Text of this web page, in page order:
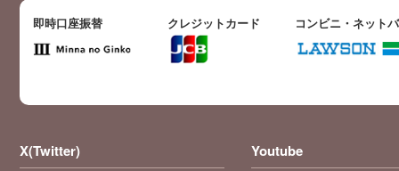
即時口座振替 クレジットカード コンビニ・ネット
X(Twitter) Youtube